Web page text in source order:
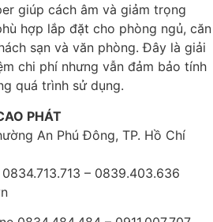
giúp cách âm và giảm trọng
hợp lắp đặt cho phòng ngủ, căn
sạn và văn phòng. Đây là giải
chi phí nhưng vẫn đảm bảo tính
quá trình sử dụng.
PHÁT
An Phú Đông, TP. Hồ Chí
– 0839.403.636